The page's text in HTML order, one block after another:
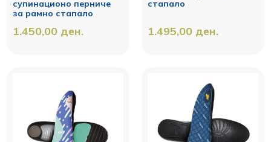
супинационо перниче
за рамно стапало
1.450,00 ден.
стапало
1.495,00 ден.